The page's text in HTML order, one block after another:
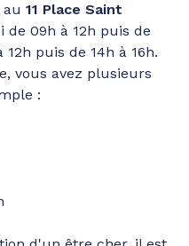
11 Place Saint
09h à 12h puis de
12h puis de 14h à 16h.
vous avez plusieurs
: